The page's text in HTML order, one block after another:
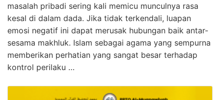
masalah pribadi sering kali memicu munculnya rasa
kesal di dalam dada. Jika tidak terkendali, luapan
emosi negatif ini dapat merusak hubungan baik antar-
sesama makhluk. Islam sebagai agama yang sempurna
memberikan perhatian yang sangat besar terhadap
kontrol perilaku …